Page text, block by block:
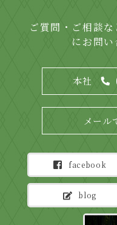
ご質問・ご相談
にお問い
本社
メール
facebook
blog